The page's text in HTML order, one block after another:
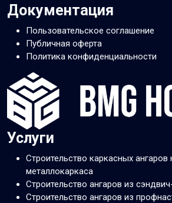
Документация
Пользовательское соглашение
Публичная оферта
Политика конфиденциальности
Услуги
Строительство каркасных ангаров
металлокаркаса
Строительство ангаров из
Строительство ангаров из